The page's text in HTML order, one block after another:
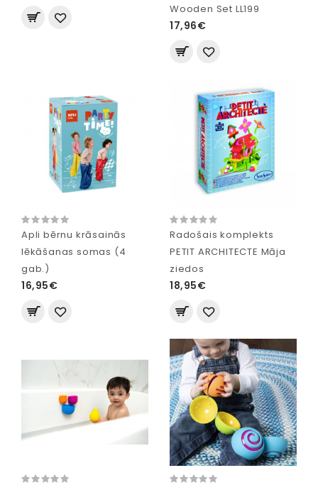
Wooden Set LL199
17,96€
Apli bērnu krāsainās
lēkāšanas somas (4
gab.)
16,95€
Radošais komplekts
PETIT ARCHITECTE Māja
ziedos
18,95€